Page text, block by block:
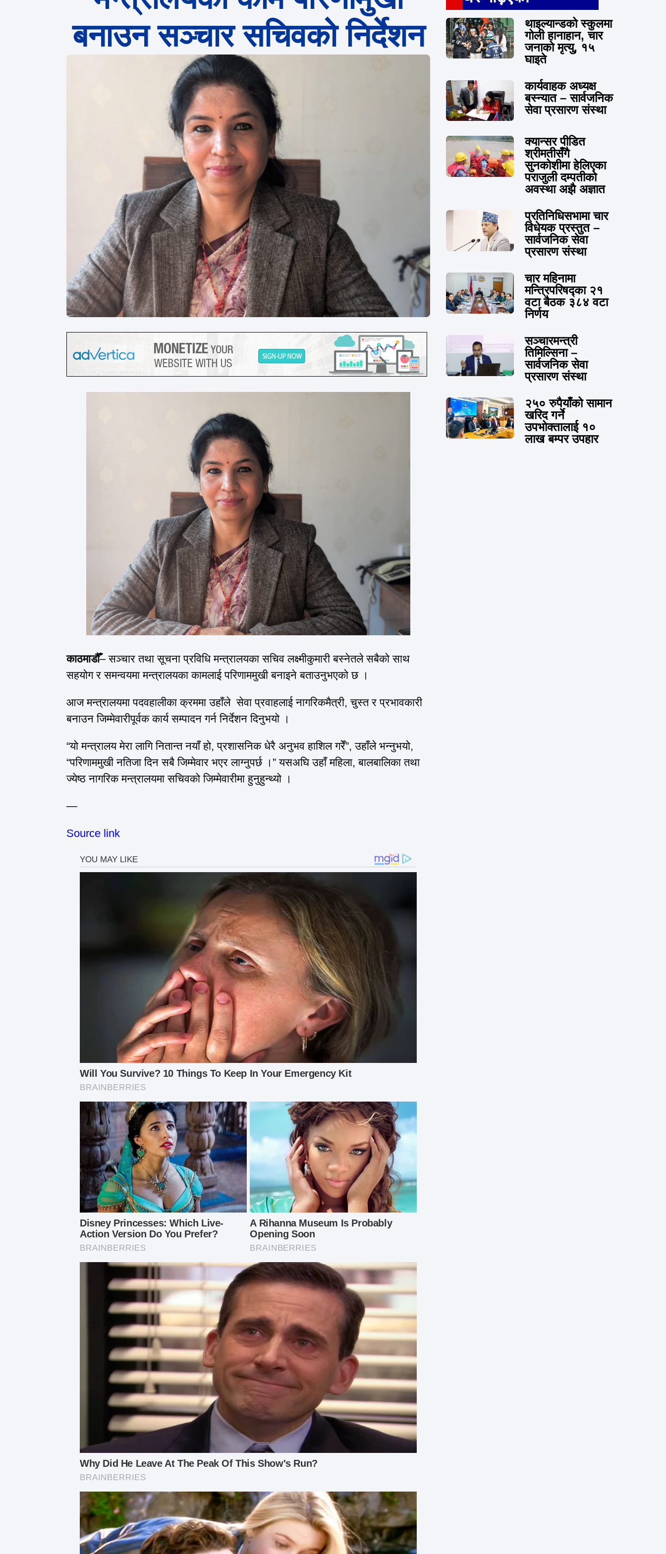
बनाउन सञ्चार सचिवको निर्देशन
काठमाडौँ– सञ्चार तथा सूचना प्रविधि मन्त्रालयका सचिव लक्ष्मीकुमारी बस्नेतले सबैको साथ
सहयोग र समन्वयमा मन्त्रालयका कामलाई परिणाममुखी बनाइने बताउनुभएको छ ।
आज मन्त्रालयमा पदवहालीका क्रममा उहाँले सेवा प्रवाहलाई नागरिकमैत्री, चुस्त र प्रभावकारी
बनाउन जिम्मेवारीपूर्वक कार्य सम्पादन गर्न निर्देशन दिनुभयो ।
“यो मन्त्रालय मेरा लागि नितान्त नयाँ हो, प्रशासनिक धेरै अनुभव हाशिल गरेँ”, उहाँले भन्नुभयो,
“परिणाममुखी नतिजा दिन सबै जिम्मेवार भएर लाग्नुपर्छ ।” यसअघि उहाँ महिला, बालबालिका तथा
ज्येष्ठ नागरिक मन्त्रालयमा सचिवको जिम्मेवारीमा हुनुहुन्थ्यो ।
—
Source link
थाइल्यान्डको स्कुलमा
गोली हानाहान, चार
जनाको मृत्यु, १५
घाइते
कार्यवाहक अध्यक्ष
बस्न्यात – सार्वजनिक
सेवा प्रसारण संस्था
क्यान्सर पीडित
श्रीमतीसँगै
सुनकोशीमा हेलिएका
पराजुली दम्पतीको
अवस्था अझै अज्ञात
प्रतिनिधिसभामा चार
विधेयक प्रस्तुत –
सार्वजनिक सेवा
प्रसारण संस्था
चार महिनामा
मन्त्रिपरिषद्का २१
वटा बैठक ३८४ वटा
निर्णय
सञ्चारमन्त्री
तिमिल्सिना –
सार्वजनिक सेवा
प्रसारण संस्था
२५० रुपैयाँको सामान
खरिद गर्ने
उपभोक्तालाई १०
लाख बम्पर उपहार